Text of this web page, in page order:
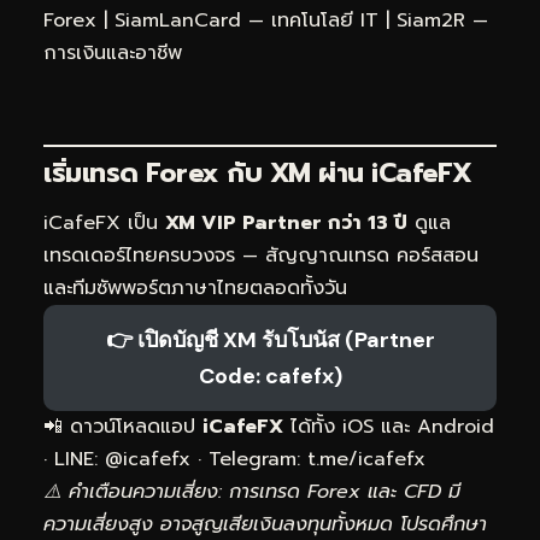
Forex | SiamLanCard — เทคโนโลยี IT | Siam2R —
การเงินและอาชีพ
เริ่มเทรด Forex กับ XM ผ่าน iCafeFX
iCafeFX เป็น XM VIP Partner กว่า 13 ปี ดูแล
เทรดเดอร์ไทยครบวงจร — สัญญาณเทรด คอร์สสอน
และทีมซัพพอร์ตภาษาไทยตลอดทั้งวัน
👉 เปิดบัญชี XM รับโบนัส (Partner
Code: cafefx)
📲 ดาวน์โหลดแอป iCafeFX ได้ทั้ง iOS และ Android
· LINE: @icafefx · Telegram: t.me/icafefx
⚠️ คำเตือนความเสี่ยง: การเทรด Forex และ CFD มี
ความเสี่ยงสูง อาจสูญเสียเงินลงทุนทั้งหมด โปรดศึกษา